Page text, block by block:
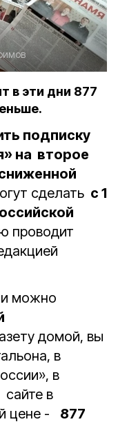
в эти дни 877
подписку
на второе
сделать с 1
проводит
можно
домой, вы
в
в
в
цене - 877